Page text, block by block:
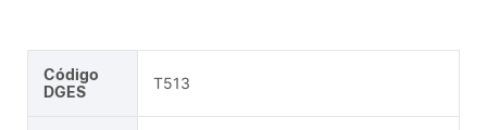
Código
DGES
T513